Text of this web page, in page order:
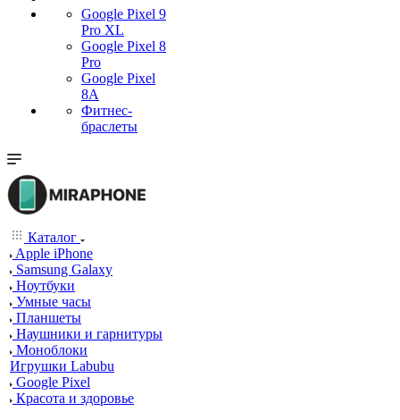
Google Pixel 9
Pro XL
Google Pixel 8
Pro
Google Pixel
8A
Фитнес-
браслеты
Каталог
Apple iPhone
Samsung Galaxy
Ноутбуки
Умные часы
Планшеты
Наушники и гарнитуры
Моноблоки
Игрушки Labubu
Google Pixel
Красота и здоровье